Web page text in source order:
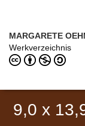
MARGARETE
Werkverzeichnis
9,0 x